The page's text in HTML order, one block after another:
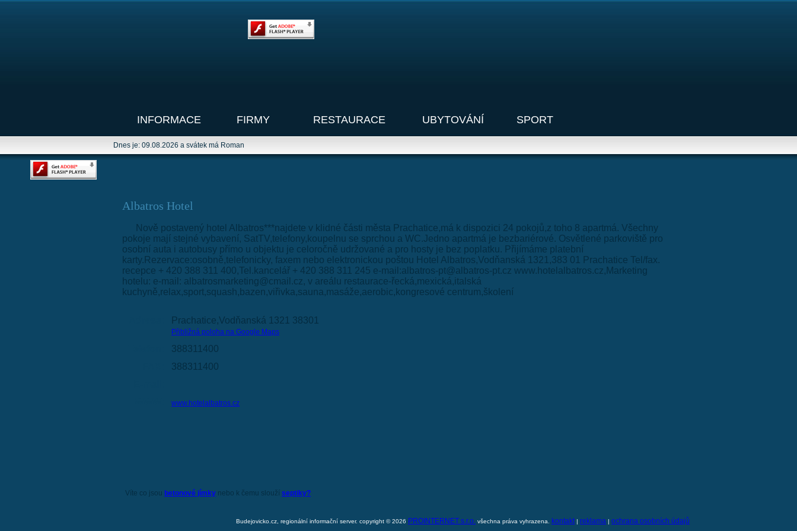
INFORMACE FIRMY RESTAURACE UBYTOVÁNÍ SPORT
Dnes je: 09.08.2026 a svátek má Roman
Albatros Hotel
Nově postavený hotel Albatros***najdete v klidné části města Prachatice,má k dispozici 24 pokojů,z toho 8 apartmá. Všechny
pokoje mají stejné vybavení, SatTV,telefony,koupelnu se sprchou a WC.Jedno apartmá je bezbariérové. Osvětlené parkoviště pro
osobní auta i autobusy přímo u objektu je celoročně udržované a pro hosty je bez poplatku. Přijímáme platební
karty.Rezervace:osobně,telefonicky, faxem nebo elektronickou poštou Hotel Albatros,Vodňanská 1321,383 01 Prachatice Tel/fax.
recepce + 420 388 311 400,Tel.kancelář + 420 388 311 245 e-mail:albatros-pt@albatros-pt.cz www.hotelalbatros.cz,Marketing
hotelu: e-mail: albatrosmarketing@cmail.cz, v areálu restaurace-řecká,mexická,italská
kuchyně,relax,sport,squash,bazen,viřivka,sauna,masáže,aerobic,kongresové centrum,školení
Prachatice,Vodňanská 1321 38301
Přibližná poloha na Google Maps
388311400
388311400
www.hotelalbatros.cz
Víte co jsou betonové jímky nebo k čemu slouží septiky?
Budejovicko.cz, regionální informační server. copyright © 2026 PROINTERNET s.r.o. všechna práva vyhrazena. kontakt | reklama | ochrana osobních údajů